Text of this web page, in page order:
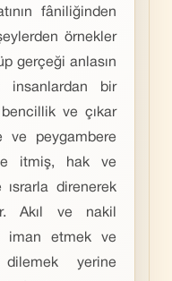
fâniliğinden
örnekler
gerçeği anlasın
insanlardan bir
bencillik ve çıkar
ve peygambere
itmiş, hak ve
ısrarla direnerek
Akıl ve nakil
iman etmek ve
dilemek yerine